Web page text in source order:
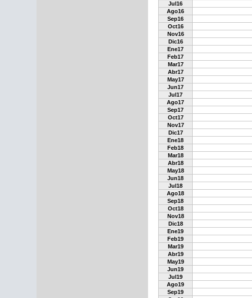
Jul16
Ago16
Sep16
Oct16
Nov16
Dic16
Ene17
Feb17
Mar17
Abr17
May17
Jun17
Jul17
Ago17
Sep17
Oct17
Nov17
Dic17
Ene18
Feb18
Mar18
Abr18
May18
Jun18
Jul18
Ago18
Sep18
Oct18
Nov18
Dic18
Ene19
Feb19
Mar19
Abr19
May19
Jun19
Jul19
Ago19
Sep19